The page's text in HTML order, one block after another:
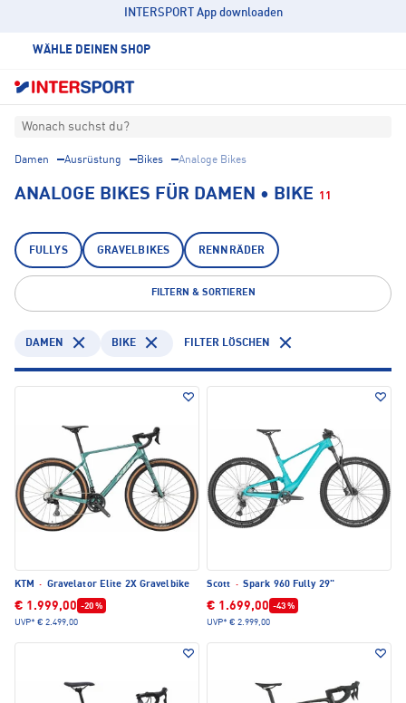
INTERSPORT App downloaden
WÄHLE DEINEN SHOP
Wonach suchst du?
Damen Ausrüstung Bikes Analoge Bikes
ANALOGE BIKES FÜR DAMEN • BIKE 11
FULLYS GRAVELBIKES RENNRÄDER
FILTERN & SORTIEREN
DAMEN BIKE FILTER LÖSCHEN
KTM · Gravelator Elite 2X Gravelbike
€ 1.999,00 -20 %
UVP* € 2.499,00
Scott · Spark 960 Fully 29"
€ 1.699,00 -43 %
UVP* € 2.999,00